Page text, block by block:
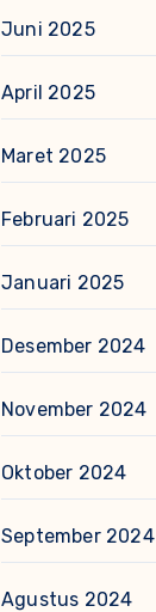
Juni 2025
April 2025
Maret 2025
Februari 2025
Januari 2025
Desember 2024
November 2024
Oktober 2024
September 2024
Agustus 2024